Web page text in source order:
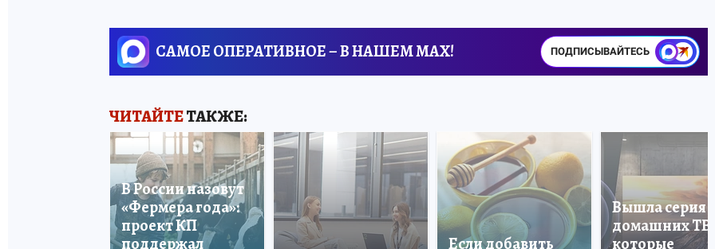
САМОЕ ОПЕРАТИВНОЕ – В НАШЕМ MAX! ПОДПИСЫВАЙТЕСЬ
ЧИТАЙТЕТАКЖЕ:
В России назовут
«Фермера года»:
проект КП
поддержал
Если добавить
Вышла серия
домашних ТВ,
которые